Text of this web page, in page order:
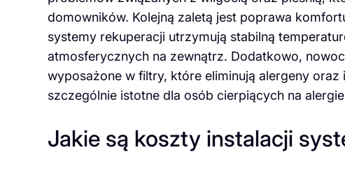
domowników. Kolejną zaletą jest poprawa
systemy rekuperacji utrzymują stabilną
atmosferycznych na zewnątrz. Dodatkowo,
wyposażone w filtry, które eliminują alergeny
szczególnie istotne dla osób cierpiących na
Jakie są koszty instalacji